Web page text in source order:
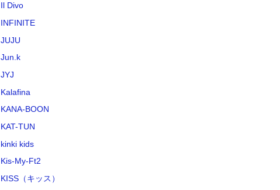
Il Divo
INFINITE
JUJU
Jun.k
JYJ
Kalafina
KANA-BOON
KAT-TUN
kinki kids
Kis-My-Ft2
KISS（キッス）